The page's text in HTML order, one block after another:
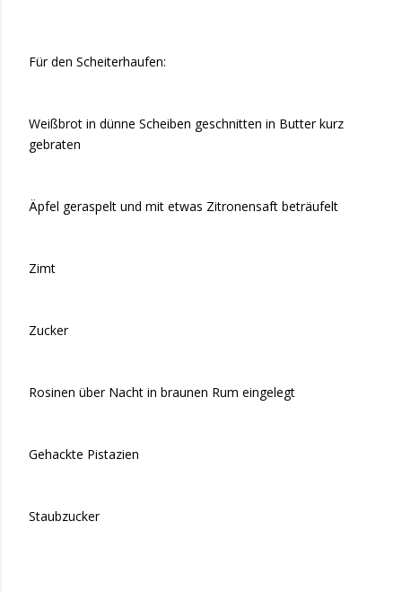
Für den Scheiterhaufen:
Weißbrot in dünne Scheiben geschnitten in Butter kurz
gebraten
Äpfel geraspelt und mit etwas Zitronensaft beträufelt
Zimt
Zucker
Rosinen über Nacht in braunen Rum eingelegt
Gehackte Pistazien
Staubzucker